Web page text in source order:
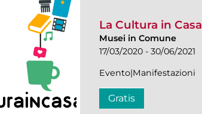
La Cultura in Casa
Musei in Comune
17/03/2020 - 30/06/2021
Evento|Manifestazioni
Gratis